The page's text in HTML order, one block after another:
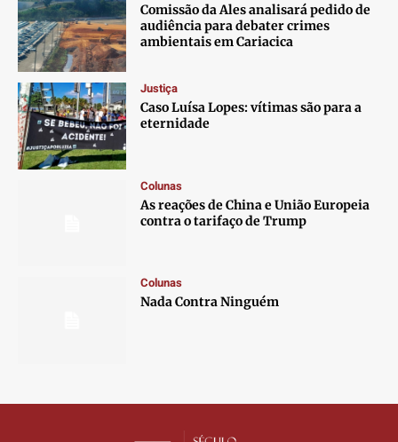
Expediente
Contato
Anuncie
Termos de Uso
Privacidade
Expediente
Contato
Anuncie
Termos de Uso
Privacidade
Expediente
Contato
Anuncie
Termos de Uso
Privacidade
Expediente
Contato
Anuncie
Termos de Uso
Privacidade
Comissão da Ales analisará pedido de
audiência para debater crimes
ambientais em Cariacica
Justiça
Caso Luísa Lopes: vítimas são para a
eternidade
Colunas
As reações de China e União Europeia
contra o tarifaço de Trump
Colunas
Nada Contra Ninguém